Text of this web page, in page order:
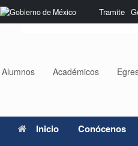
Nota:
este
sistema
Tramite
Saltar
al
Alumnos Académicos
Inicio Conócenos